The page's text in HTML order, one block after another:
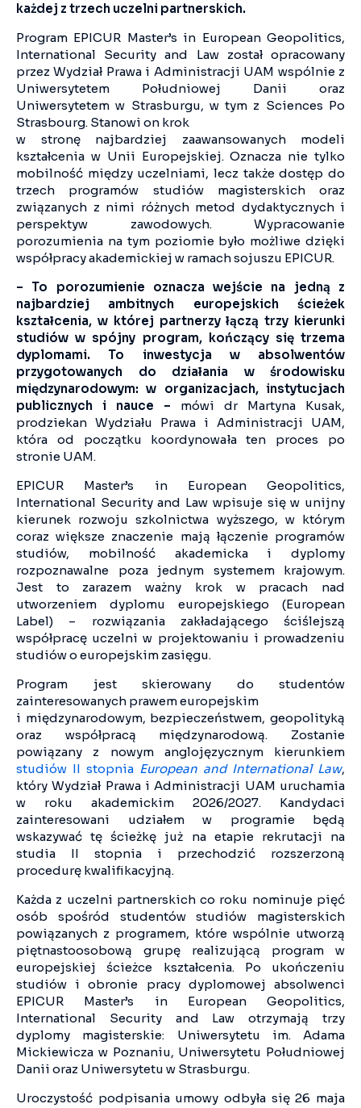
każdej z trzech uczelni partnerskich.
Program EPICUR Master’s in European Geopolitics,
International Security and Law został opracowany
przez Wydział Prawa i Administracji UAM wspólnie z
Uniwersytetem Południowej Danii oraz
Uniwersytetem w Strasburgu, w tym z Sciences Po
Strasbourg. Stanowi on krok
w stronę najbardziej zaawansowanych modeli
kształcenia w Unii Europejskiej. Oznacza nie tylko
mobilność między uczelniami, lecz także dostęp do
trzech programów studiów magisterskich oraz
związanych z nimi różnych metod dydaktycznych i
perspektyw zawodowych. Wypracowanie
porozumienia na tym poziomie było możliwe dzięki
współpracy akademickiej w ramach sojuszu EPICUR.
– To porozumienie oznacza wejście na jedną z
najbardziej ambitnych europejskich ścieżek
kształcenia, w której partnerzy łączą trzy kierunki
studiów w spójny program, kończący się trzema
dyplomami. To inwestycja w absolwentów
przygotowanych do działania w środowisku
międzynarodowym: w organizacjach, instytucjach
publicznych i nauce – mówi dr Martyna Kusak,
prodziekan Wydziału Prawa i Administracji UAM,
która od początku koordynowała ten proces po
stronie UAM.
EPICUR Master’s in European Geopolitics,
International Security and Law wpisuje się w unijny
kierunek rozwoju szkolnictwa wyższego, w którym
coraz większe znaczenie mają łączenie programów
studiów, mobilność akademicka i dyplomy
rozpoznawalne poza jednym systemem krajowym.
Jest to zarazem ważny krok w pracach nad
utworzeniem dyplomu europejskiego (European
Label) – rozwiązania zakładającego ściślejszą
współpracę uczelni w projektowaniu i prowadzeniu
studiów o europejskim zasięgu.
Program jest skierowany do studentów
zainteresowanych prawem europejskim
i międzynarodowym, bezpieczeństwem, geopolityką
oraz współpracą międzynarodową. Zostanie
powiązany z nowym anglojęzycznym kierunkiem
studiów II stopnia European and International Law,
który Wydział Prawa i Administracji UAM uruchamia
w roku akademickim 2026/2027. Kandydaci
zainteresowani udziałem w programie będą
wskazywać tę ścieżkę już na etapie rekrutacji na
studia II stopnia i przechodzić rozszerzoną
procedurę kwalifikacyjną.
Każda z uczelni partnerskich co roku nominuje pięć
osób spośród studentów studiów magisterskich
powiązanych z programem, które wspólnie utworzą
piętnastoosobową grupę realizującą program w
europejskiej ścieżce kształcenia. Po ukończeniu
studiów i obronie pracy dyplomowej absolwenci
EPICUR Master’s in European Geopolitics,
International Security and Law otrzymają trzy
dyplomy magisterskie: Uniwersytetu im. Adama
Mickiewicza w Poznaniu, Uniwersytetu Południowej
Danii oraz Uniwersytetu w Strasburgu.
Uroczystość podpisania umowy odbyła się 26 maja